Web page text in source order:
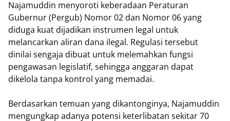
​Najamuddin menyoroti keberadaan Peraturan
Gubernur (Pergub) Nomor 02 dan Nomor 06 yang
diduga kuat dijadikan instrumen legal untuk
melancarkan aliran dana ilegal. Regulasi tersebut
dinilai sengaja dibuat untuk melemahkan fungsi
pengawasan legislatif, sehingga anggaran dapat
dikelola tanpa kontrol yang memadai.
​Berdasarkan temuan yang dikantonginya, Najamuddin
mengungkap adanya potensi keterlibatan sekitar 70